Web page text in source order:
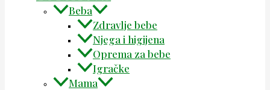
Beba
Zdravlje bebe
Njega i higijena
Oprema za bebe
Igračke
Mama